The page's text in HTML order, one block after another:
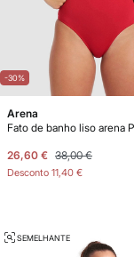
-30%
Arena
26,60 € 38,00 €
Desconto 11,40 €
SEMELHANTE